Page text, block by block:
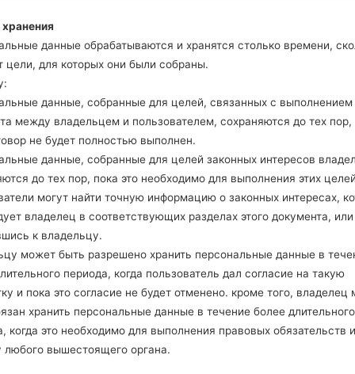
данные обрабатываются и хранятся столько времени,
цели, для которых они были собраны.
данные, собранные для целей, связанных с выполнением
между владельцем и пользователем, сохраняются до тех пор,
не будет полностью выполнен.
данные, собранные для целей законных интересов
до тех пор, пока это необходимо для выполнения этих
могут найти точную информацию о законных интересах,
владелец в соответствующих разделах этого документа, или
к владельцу.
может быть разрешено хранить персональные данные в
периода, когда пользователь дал согласие на такую
и пока это согласие не будет отменено. кроме того, владелец
хранить персональные данные в течение более длительного
когда это необходимо для выполнения правовых обязательств
любого вышестоящего органа.